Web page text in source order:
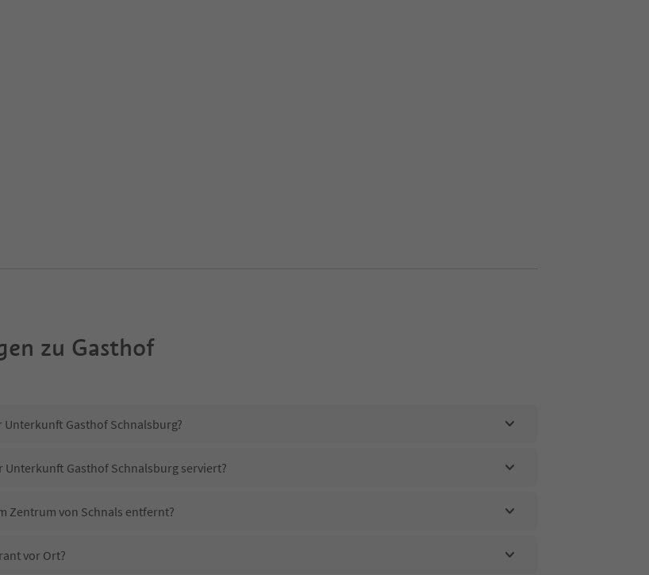
zu Gasthof
Unterkunft Gasthof Schnalsburg?
Gasthof Schnalsburg serviert?
Zentrum von Schnals entfernt?
vor Ort?